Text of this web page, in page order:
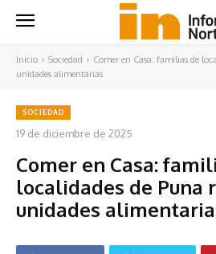
Inicio Sociedad
Comer en Casa: familias de
unidades alimentarias
SOCIEDAD
19 de diciembre de 2025
Comer en Casa:
localidades de Puna
unidades